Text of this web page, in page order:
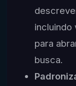
incluindo
para
busca.